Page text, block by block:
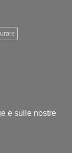
e sulle nostre